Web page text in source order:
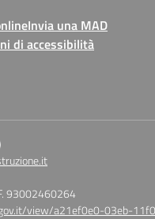
Invia una MAD
di accessibilità
93002460264
view/a21ef0e0-03eb-